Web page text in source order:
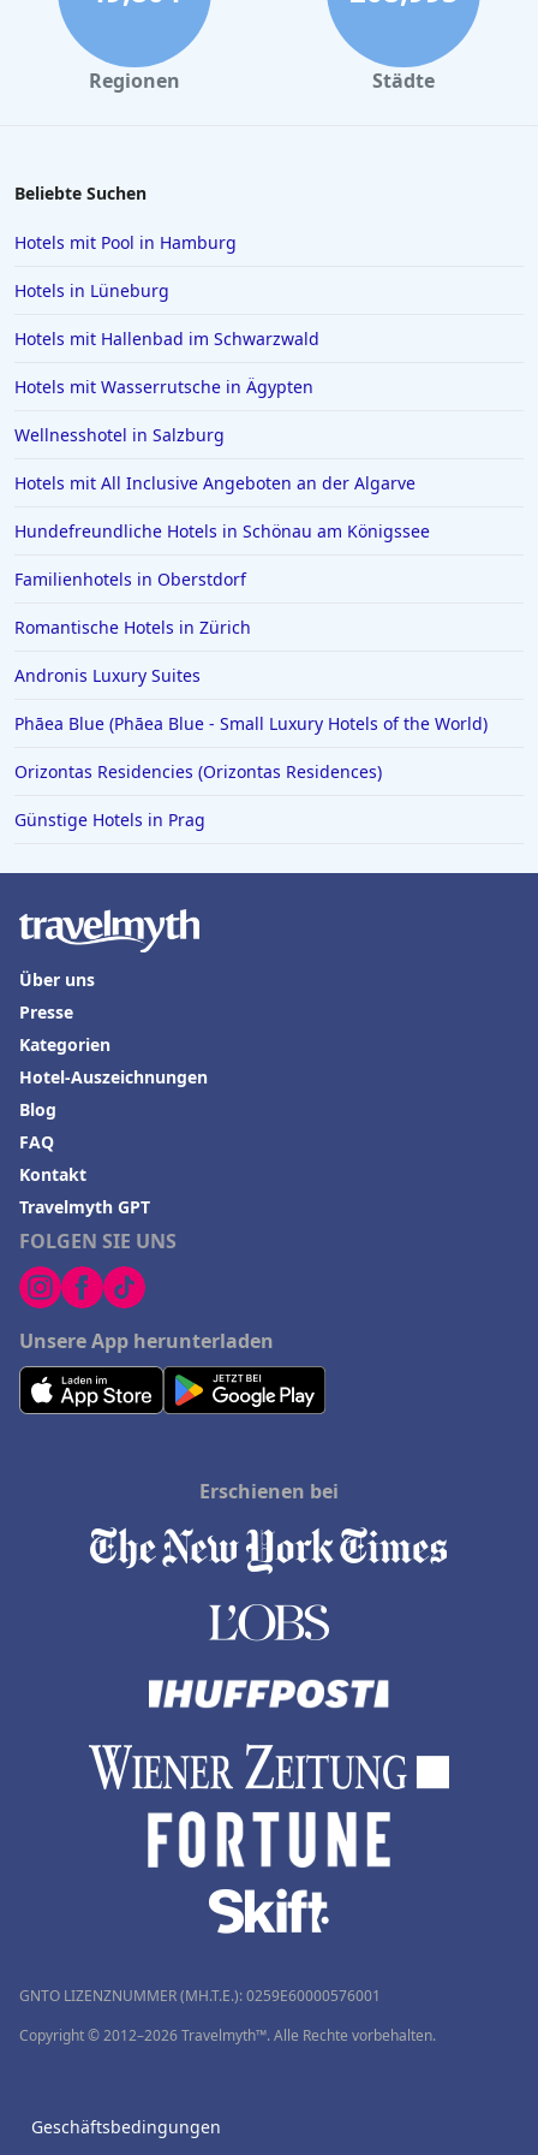
Hotels mit Parkplatz in San Francisco
Hotels mit Parkplatz in Nottingham
Regionen Städte
Beliebte Suchen
Hotels mit Pool in Hamburg
Hotels in Lüneburg
Hotels mit Hallenbad im Schwarzwald
Hotels mit Wasserrutsche in Ägypten
Wellnesshotel in Salzburg
Hotels mit All Inclusive Angeboten an der Algarve
Hundefreundliche Hotels in Schönau am Königssee
Familienhotels in Oberstdorf
Romantische Hotels in Zürich
Andronis Luxury Suites
Phāea Blue (Phāea Blue - Small Luxury Hotels of the World)
Orizontas Residencies (Orizontas Residences)
Günstige Hotels in Prag
FOLGEN SIE UNS
Unsere App herunterladen
Über uns
Presse
Kategorien
Hotel-Auszeichnungen
Blog
FAQ
Kontakt
Travelmyth GPT
Erschienen bei
GNTO LIZENZNUMMER (MH.T.E.): 0259Ε60000576001
Copyright © 2012–2026 Travelmyth™. Alle Rechte vorbehalten.
Geschäftsbedingungen